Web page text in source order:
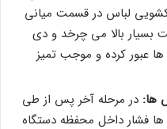
لباس در قسمت میانی
بسیار بالا می چرخد و دی
عبور کرده و موجب تمیز
ها: در مرحله آخر پس از طی
فشار داخل محفظه دستگاه